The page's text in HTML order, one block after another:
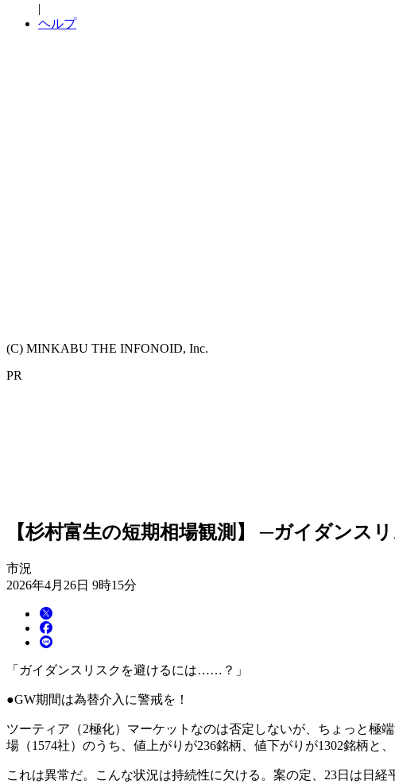
|
ヘルプ
(C) MINKABU THE INFONOID, Inc.
PR
【杉村富生の短期相場観測】 ─ガイダンス
市況
2026年4月26日 9時15分
「ガイダンスリスクを避けるには……？」
●GW期間は為替介入に警戒を！
ツーティア（2極化）マーケットなのは否定しないが、ちょっと極
場（1574社）のうち、値上がりが236銘柄、値下がりが1302銘柄と
これは異常だ。こんな状況は持続性に欠ける。案の定、23日は日